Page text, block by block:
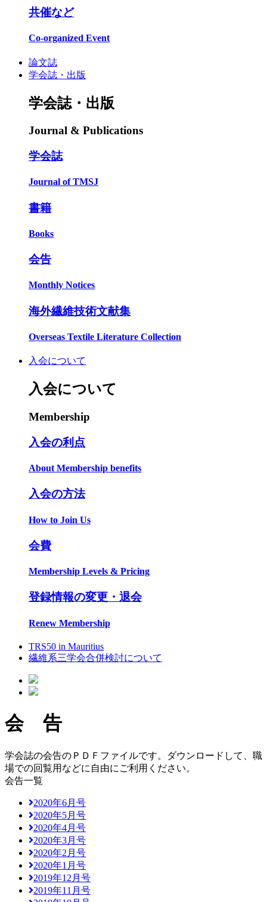
共催など
Co-organized Event
論文誌
学会誌・出版
学会誌・出版
Journal & Publications
学会誌
Journal of TMSJ
書籍
Books
会告
Monthly Notices
海外繊維技術文献集
Overseas Textile Literature Collection
入会について
入会について
Membership
入会の利点
About Membership benefits
入会の方法
How to Join Us
会費
Membership Levels & Pricing
登録情報の変更・退会
Renew Membership
TRS50 in Mauritius
繊維系三学会合併検討について
会 告
学会誌の会告のＰＤＦファイルです。ダウンロードして、職
場での回覧用などに自由にご利用ください。
会告一覧
2020年6月号
2020年5月号
2020年4月号
2020年3月号
2020年2月号
2020年1月号
2019年12月号
2019年11月号